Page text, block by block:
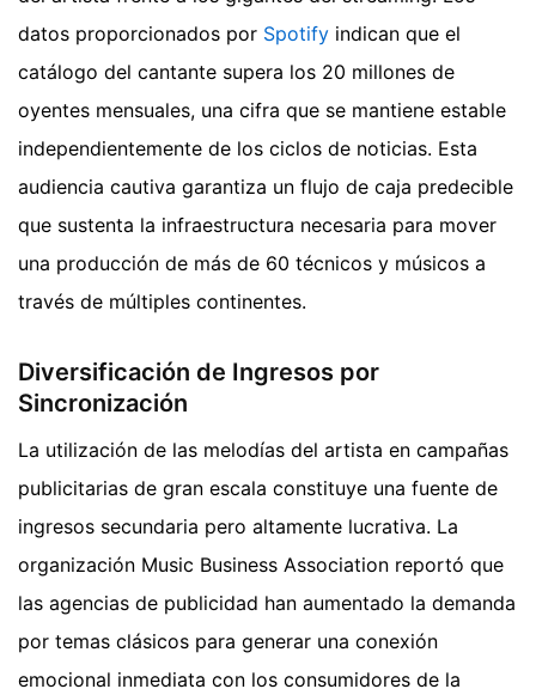
datos proporcionados por Spotify indican que el
catálogo del cantante supera los 20 millones de
oyentes mensuales, una cifra que se mantiene estable
independientemente de los ciclos de noticias. Esta
audiencia cautiva garantiza un flujo de caja predecible
que sustenta la infraestructura necesaria para mover
una producción de más de 60 técnicos y músicos a
través de múltiples continentes.
Diversificación de Ingresos por
Sincronización
La utilización de las melodías del artista en campañas
publicitarias de gran escala constituye una fuente de
ingresos secundaria pero altamente lucrativa. La
organización Music Business Association reportó que
las agencias de publicidad han aumentado la demanda
por temas clásicos para generar una conexión
emocional inmediata con los consumidores de la